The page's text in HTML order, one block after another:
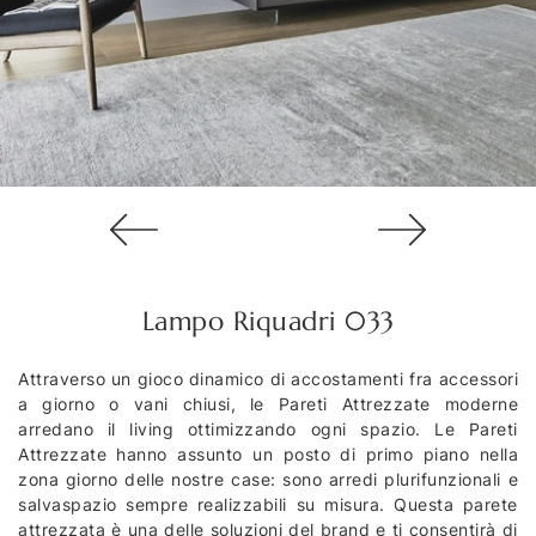
Lampo Riquadri 033
Attraverso un gioco dinamico di accostamenti fra accessori
a giorno o vani chiusi, le Pareti Attrezzate moderne
arredano il living ottimizzando ogni spazio. Le Pareti
Attrezzate hanno assunto un posto di primo piano nella
zona giorno delle nostre case: sono arredi plurifunzionali e
salvaspazio sempre realizzabili su misura. Questa parete
attrezzata è una delle soluzioni del brand e ti consentirà di